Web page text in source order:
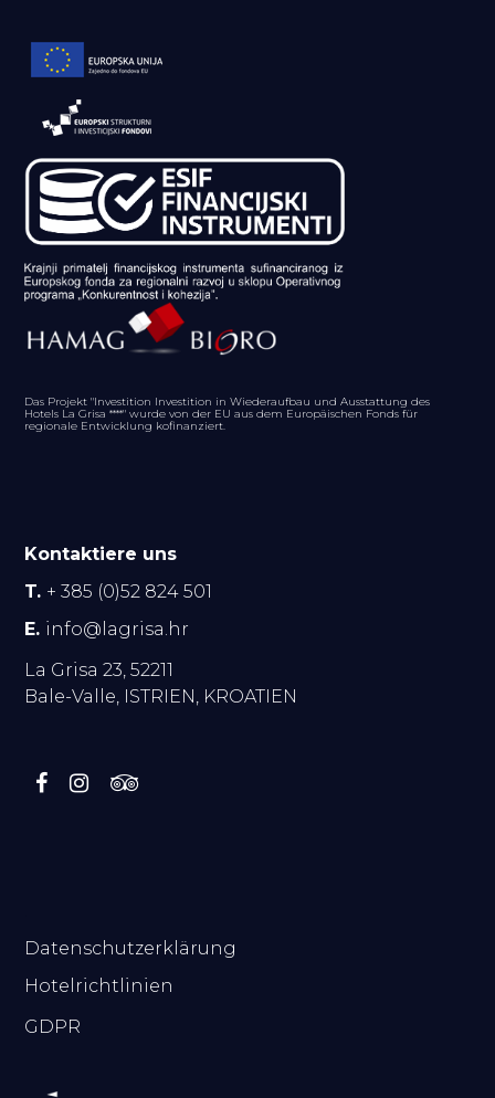
Das Projekt "Investition Investition in Wiederaufbau und Ausstattung des
Hotels La Grisa ****" wurde von der EU aus dem Europäischen Fonds für
regionale Entwicklung kofinanziert.
Kontaktiere uns
T. + 385 (0)52 824 501
E. info@lagrisa.hr
La Grisa 23, 52211
Bale-Valle, ISTRIEN, KROATIEN
Datenschutzerklärung
Hotelrichtlinien
GDPR